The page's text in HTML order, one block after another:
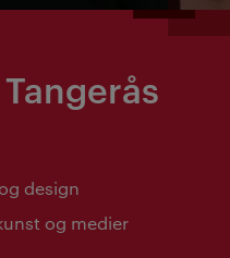
design
og medier